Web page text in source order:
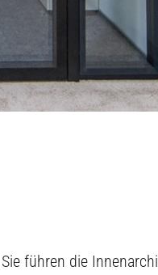
führen die